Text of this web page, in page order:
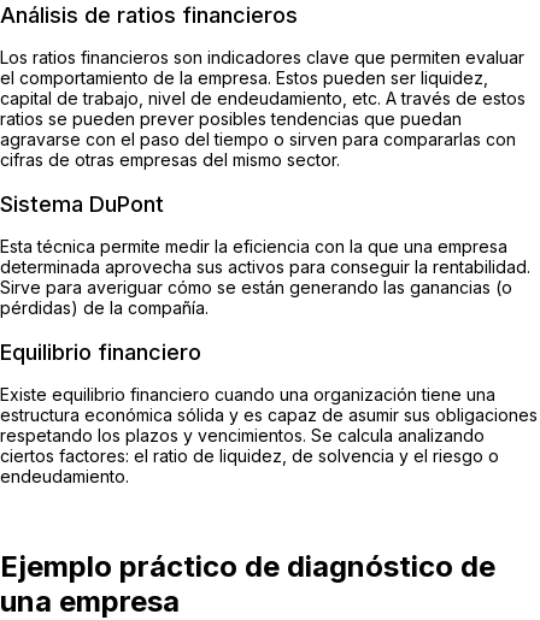
Análisis de ratios financieros
Los ratios financieros son indicadores clave que permiten evaluar
el comportamiento de la empresa. Estos pueden ser liquidez,
capital de trabajo, nivel de endeudamiento, etc. A través de estos
ratios se pueden prever posibles tendencias que puedan
agravarse con el paso del tiempo o sirven para compararlas con
cifras de otras empresas del mismo sector.
Sistema DuPont
Esta técnica permite medir la eficiencia con la que una empresa
determinada aprovecha sus activos para conseguir la rentabilidad.
Sirve para averiguar cómo se están generando las ganancias (o
pérdidas) de la compañía.
Equilibrio financiero
Existe equilibrio financiero cuando una organización tiene una
estructura económica sólida y es capaz de asumir sus obligaciones
respetando los plazos y vencimientos. Se calcula analizando
ciertos factores: el ratio de liquidez, de solvencia y el riesgo o
endeudamiento.
Ejemplo práctico de diagnóstico de
una empresa